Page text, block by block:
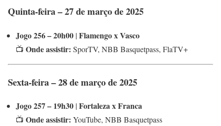
Quinta-feira – 27 de março de 2025
Jogo 256 – 20h00 |Flamengo x Vasco
📺 Onde assistir: SporTV, NBB Basquetpass, FlaTV+
Sexta-feira – 28 de março de 2025
Jogo 257 – 19h30 |Fortaleza x Franca
📺 Onde assistir: YouTube, NBB Basquetpass